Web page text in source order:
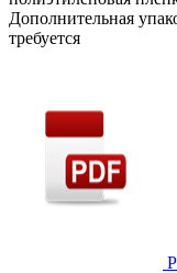
Дополнительная
требуется